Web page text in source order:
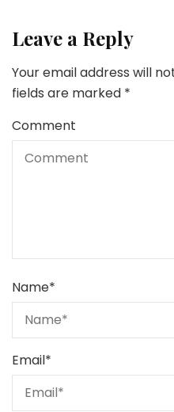
Leave a Reply
Your email address will
fields are marked *
Comment
Name*
Email*